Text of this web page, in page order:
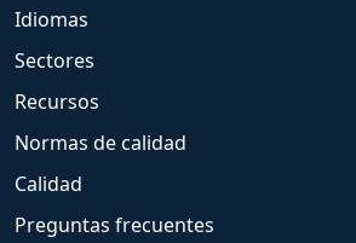
Idiomas
Sectores
Recursos
Normas de calidad
Calidad
Preguntas frecuentes